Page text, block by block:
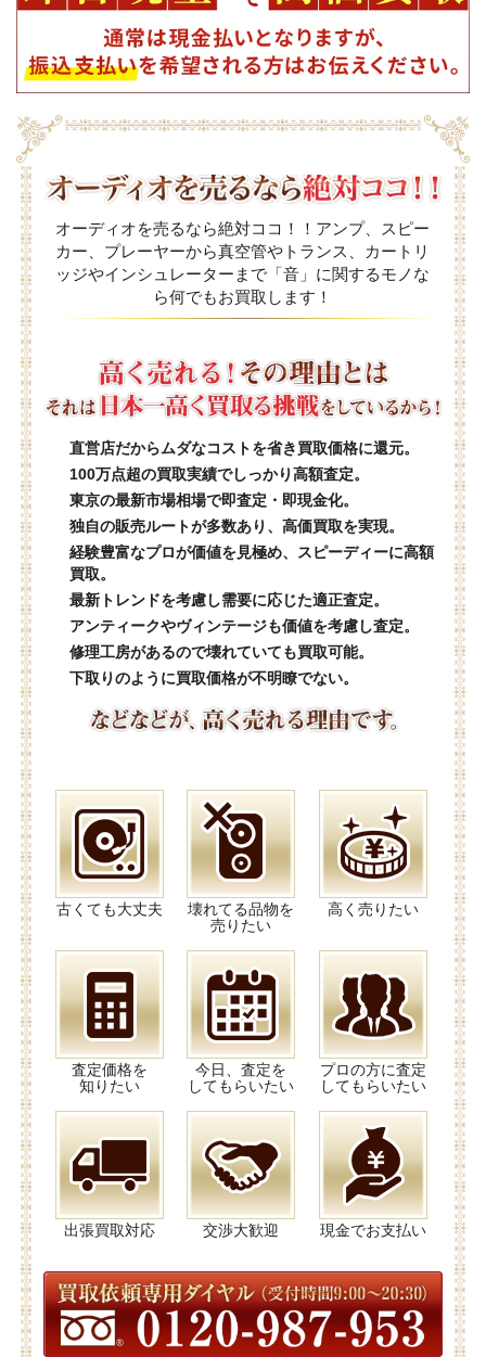
オーディオを売るなら絶対ココ！！アンプ、スピー
カー、プレーヤーから真空管やトランス、カートリ
ッジやインシュレーターまで「音」に関するモノな
ら何でもお買取します！
直営店だからムダなコストを省き買取価格に還元。
100万点超の買取実績でしっかり高額査定。
東京の最新市場相場で即査定・即現金化。
独自の販売ルートが多数あり、高価買取を実現。
経験豊富なプロが価値を見極め、スピーディーに高額
買取。
最新トレンドを考慮し需要に応じた適正査定。
アンティークやヴィンテージも価値を考慮し査定。
修理工房があるので壊れていても買取可能。
下取りのように買取価格が不明瞭でない。
古くても大丈夫
壊れてる品物を
売りたい
高く売りたい
査定価格を
知りたい
今日、査定を
してもらいたい
プロの方に査定
してもらいたい
出張買取対応 交渉大歓迎 現金でお支払い